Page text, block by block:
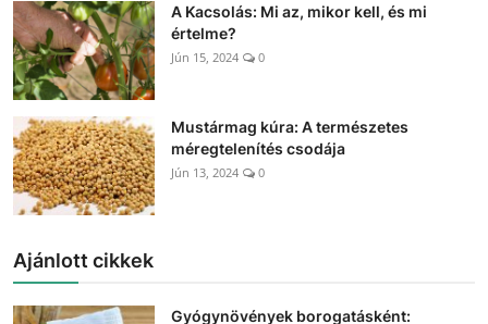
A Kacsolás: Mi az, mikor kell, és mi
értelme?
Jún 15, 2024 0
Mustármag kúra: A természetes
méregtelenítés csodája
Jún 13, 2024 0
Ajánlott cikkek
Gyógynövények borogatásként: